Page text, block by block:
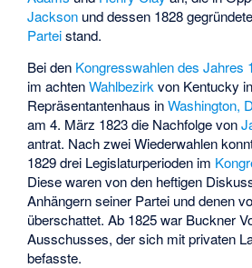
Jackson und dessen 1828
Parteistand.
Bei den Kongresswahlen des Jahres
im achtenWahlbezirk von Kentucky
Repräsentantenhaus inWashington,
am 4. März 1823 die Nachfolge von
antrat. Nach zwei Wiederwahlen
1829 drei Legislaturperioden im
Diese waren von den heftigen
Anhängern seiner Partei und denen
überschattet. Ab 1825 war Buckner
Ausschusses, der sich mit privaten
befasste.